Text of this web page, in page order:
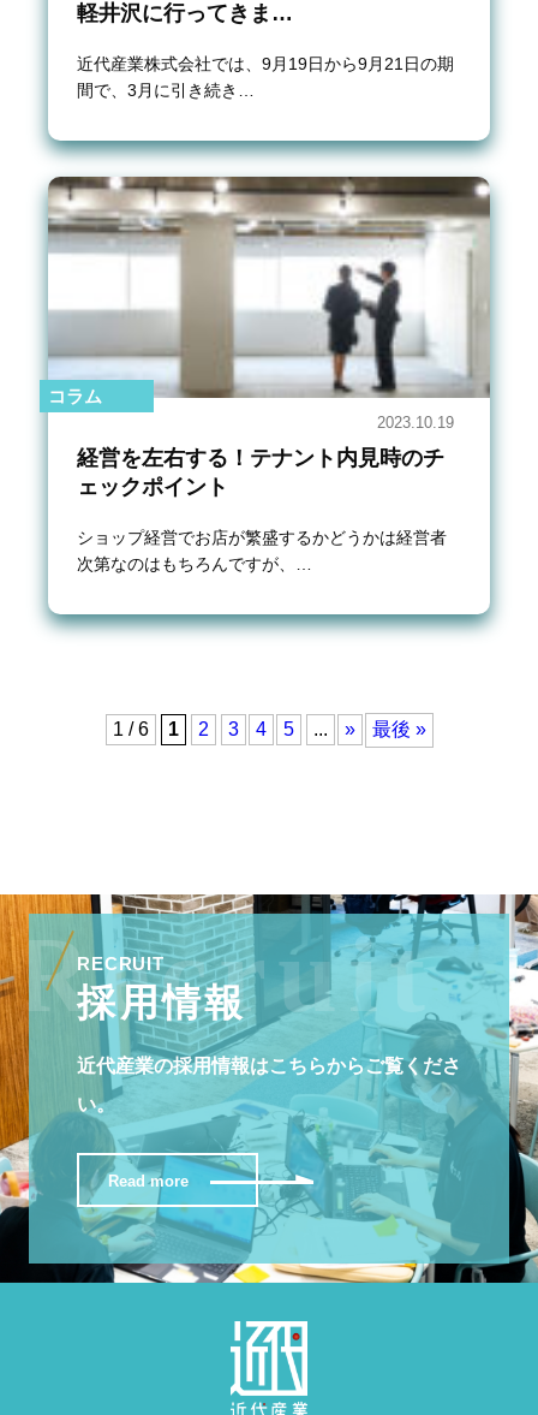
軽井沢に行ってきま…
近代産業株式会社では、9月19日から9月21日の期
間で、3月に引き続き…
コラム
2023.10.19
経営を左右する！テナント内見時のチ
ェックポイント
ショップ経営でお店が繁盛するかどうかは経営者
次第なのはもちろんですが、…
1 / 6 1 2 3 4 5 ... » 最後 »
RECRUIT
採用情報
近代産業の採用情報はこちらからご覧くださ
い。
Read more